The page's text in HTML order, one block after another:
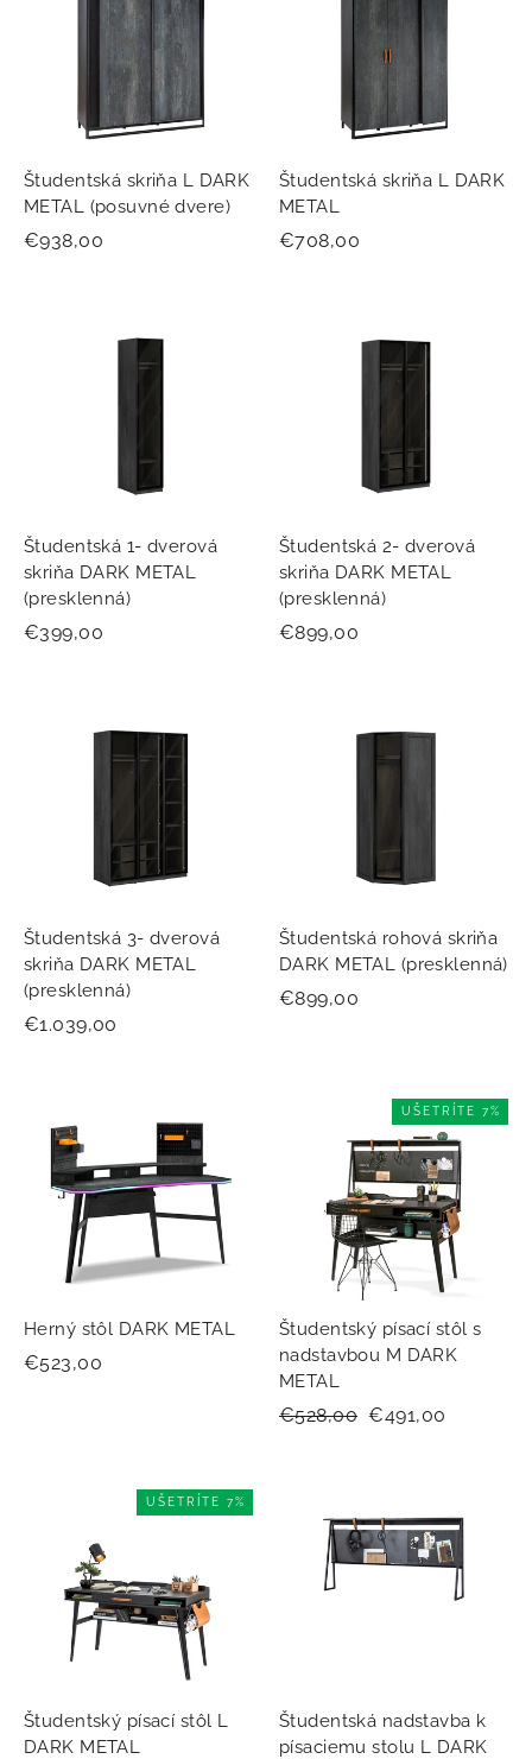
Študentská skriňa L DARK
METAL (posuvné dvere)
€938,00
Študentská skriňa L DARK
METAL
€708,00
Študentská 1- dverová
skriňa DARK METAL
(presklenná)
€399,00
Študentská 2- dverová
skriňa DARK METAL
(presklenná)
€899,00
Študentská 3- dverová
skriňa DARK METAL
(presklenná)
€1.039,00
Študentská rohová skriňa
DARK METAL (presklenná)
€899,00
Herný stôl DARK METAL
€523,00
UŠETRÍTE 7%
Študentský písací stôl s
nadstavbou M DARK
METAL
Normálna
€528,00 Zľavnená
€491,00
UŠETRÍTE 7%
Študentský písací stôl L
DARK METAL
Študentská nadstavba k
písaciemu stolu L DARK